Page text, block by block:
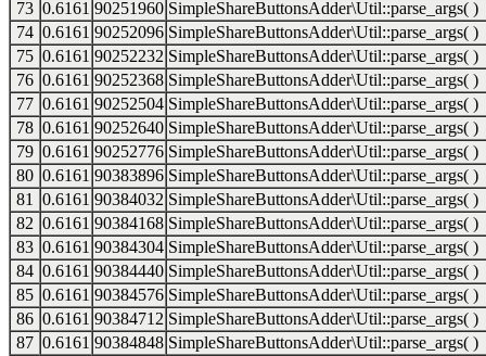
73 0.6161 90251960 SimpleShareButtonsAdder\Util::parse_args( )
74 0.6161 90252096 SimpleShareButtonsAdder\Util::parse_args( )
75 0.6161 90252232 SimpleShareButtonsAdder\Util::parse_args( )
76 0.6161 90252368 SimpleShareButtonsAdder\Util::parse_args( )
77 0.6161 90252504 SimpleShareButtonsAdder\Util::parse_args( )
78 0.6161 90252640 SimpleShareButtonsAdder\Util::parse_args( )
79 0.6161 90252776 SimpleShareButtonsAdder\Util::parse_args( )
80 0.6161 90383896 SimpleShareButtonsAdder\Util::parse_args( )
81
0.6161 90384032 SimpleShareButtonsAdder\Util::parse_args( )
82 0.6161 90384168 SimpleShareButtonsAdder\Util::parse_args( )
83 0.6161 90384304 SimpleShareButtonsAdder\Util::parse_args( )
84 0.6161 90384440 SimpleShareButtonsAdder\Util::parse_args( )
85 0.6161 90384576 SimpleShareButtonsAdder\Util::parse_args( )
86 0.6161 90384712 SimpleShareButtonsAdder\Util::parse_args( )
87 0.6161 90384848 SimpleShareButtonsAdder\Util::parse_args( )